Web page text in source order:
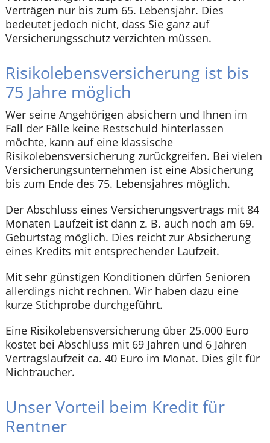
Verträgen nur bis zum 65. Lebensjahr. Dies
bedeutet jedoch nicht, dass Sie ganz auf
Versicherungsschutz verzichten müssen.
Risikolebensversicherung ist bis
75 Jahre möglich
Wer seine Angehörigen absichern und Ihnen im
Fall der Fälle keine Restschuld hinterlassen
möchte, kann auf eine klassische
Risikolebensversicherung zurückgreifen. Bei vielen
Versicherungsunternehmen ist eine Absicherung
bis zum Ende des 75. Lebensjahres möglich.
Der Abschluss eines Versicherungsvertrags mit 84
Monaten Laufzeit ist dann z. B. auch noch am 69.
Geburtstag möglich. Dies reicht zur Absicherung
eines Kredits mit entsprechender Laufzeit.
Mit sehr günstigen Konditionen dürfen Senioren
allerdings nicht rechnen. Wir haben dazu eine
kurze Stichprobe durchgeführt.
Eine Risikolebensversicherung über 25.000 Euro
kostet bei Abschluss mit 69 Jahren und 6 Jahren
Vertragslaufzeit ca. 40 Euro im Monat. Dies gilt für
Nichtraucher.
Unser Vorteil beim Kredit für
Rentner